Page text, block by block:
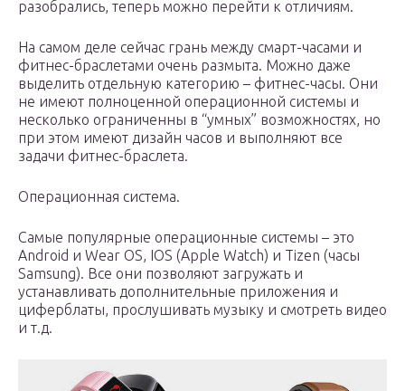
разобрались, теперь можно перейти к отличиям.
На самом деле сейчас грань между смарт-часами и
фитнес-браслетами очень размыта. Можно даже
выделить отдельную категорию – фитнес-часы. Они
не имеют полноценной операционной системы и
несколько ограниченны в “умных” возможностях, но
при этом имеют дизайн часов и выполняют все
задачи фитнес-браслета.
Операционная система.
Самые популярные операционные системы – это
Android и Wear OS, IOS (Apple Watch) и Tizen (часы
Samsung). Все они позволяют загружать и
устанавливать дополнительные приложения и
циферблаты, прослушивать музыку и смотреть видео
и т.д.